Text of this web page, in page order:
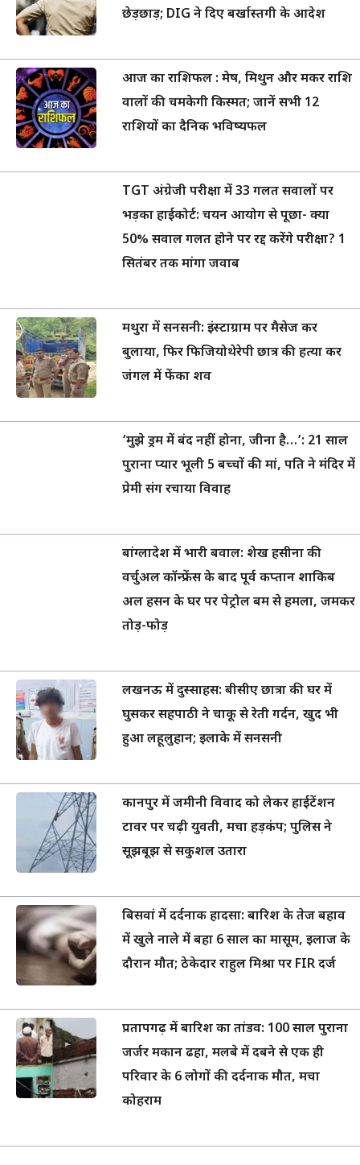
छेड़छाड़; DIG ने दिए बर्खास्तगी के आदेश
आज का राशिफल : मेष, मिथुन और मकर राशि
वालों की चमकेगी किस्मत; जानें सभी 12
राशियों का दैनिक भविष्यफल
TGT अंग्रेजी परीक्षा में 33 गलत सवालों पर
भड़का हाईकोर्ट: चयन आयोग से पूछा- क्या
50% सवाल गलत होने पर रद्द करेंगे परीक्षा? 1
सितंबर तक मांगा जवाब
मथुरा में सनसनी: इंस्टाग्राम पर मैसेज कर
बुलाया, फिर फिजियोथेरेपी छात्र की हत्या कर
जंगल में फेंका शव
‘मुझे ड्रम में बंद नहीं होना, जीना है…’: 21 साल
पुराना प्यार भूली 5 बच्चों की मां, पति ने मंदिर में
प्रेमी संग रचाया विवाह
बांग्लादेश में भारी बवाल: शेख हसीना की
वर्चुअल कॉन्फ्रेंस के बाद पूर्व कप्तान शाकिब
अल हसन के घर पर पेट्रोल बम से हमला, जमकर
तोड़-फोड़
लखनऊ में दुस्साहस: बीसीए छात्रा की घर में
घुसकर सहपाठी ने चाकू से रेती गर्दन, खुद भी
हुआ लहूलुहान; इलाके में सनसनी
कानपुर में जमीनी विवाद को लेकर हाईटेंशन
टावर पर चढ़ी युवती, मचा हड़कंप; पुलिस ने
सूझबूझ से सकुशल उतारा
बिसवां में दर्दनाक हादसा: बारिश के तेज बहाव
में खुले नाले में बहा 6 साल का मासूम, इलाज के
दौरान मौत; ठेकेदार राहुल मिश्रा पर FIR दर्ज
प्रतापगढ़ में बारिश का तांडव: 100 साल पुराना
जर्जर मकान ढहा, मलबे में दबने से एक ही
परिवार के 6 लोगों की दर्दनाक मौत, मचा
कोहराम